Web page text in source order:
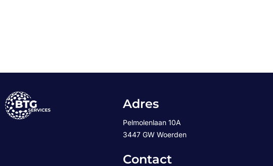
Adres
Pelmolenlaan 10A
3447 GW Woerden
Contact